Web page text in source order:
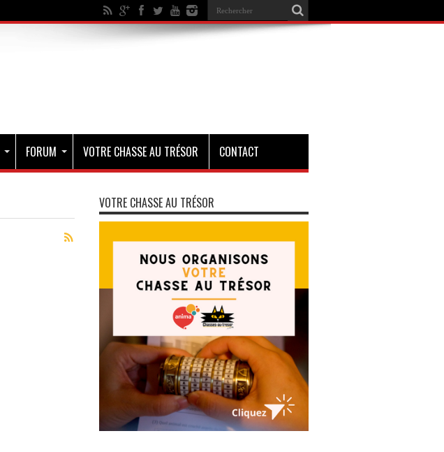
FORUM VOTRE CHASSE AU TRÉSOR CONTACT
VOTRE CHASSE AU TRÉSOR